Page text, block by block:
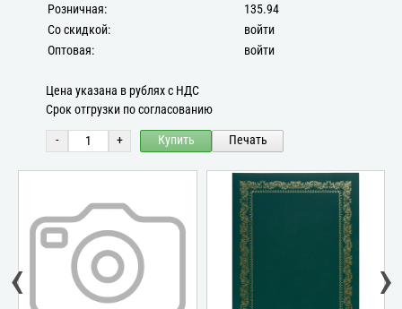
Розничная:
135.94
Со скидкой:
войти
Оптовая:
войти
Цена указана в рублях с НДС
Срок отгрузки по согласованию
- + Купить Печать
‹ ›